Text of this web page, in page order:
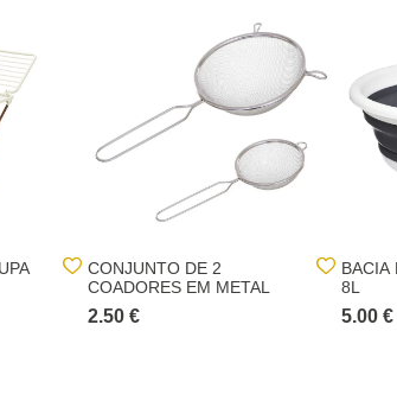
CONJUNTO DE 2
COADORES EM METAL
2.50 €
BACIA
8L
5.00 €